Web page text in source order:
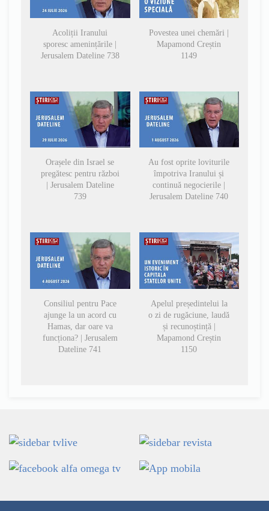
Acoliții Iranului
sporesc amenințările |
Jerusalem Dateline 738
Povestea unei chemări |
Mapamond Creștin
1149
Orașele din Israel se
pregătesc pentru război
| Jerusalem Dateline
739
Au fost oprite loviturile
împotriva Iranului și
continuă negocierile |
Jerusalem Dateline 740
Consiliul pentru Pace
ajunge la un acord cu
Hamas, dar oare va
funcționa? | Jerusalem
Dateline 741
Apelul președintelui la
o zi de rugăciune, laudă
și recunoștință |
Mapamond Creștin
1150